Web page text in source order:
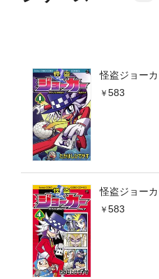
怪盗ジョーカ
583
怪盗ジョーカ
583